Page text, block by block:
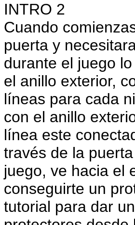
INTRO 2
Cuando
puerta y
durante el juego
el anillo exterior,
líneas para cada
con el anillo
línea este
través de la
juego, ve hacia el
conseguirte un
tutorial para dar